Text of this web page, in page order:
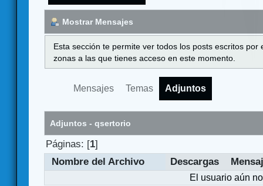
Mostrar Mensajes
Esta sección te permite ver todos los posts escritos
zonas a las que tienes acceso en este momento.
Mensajes Temas Adjuntos
Adjuntos - qsertorio
Páginas: [1]
Nombre del Archivo
Descargas
El usuario aún